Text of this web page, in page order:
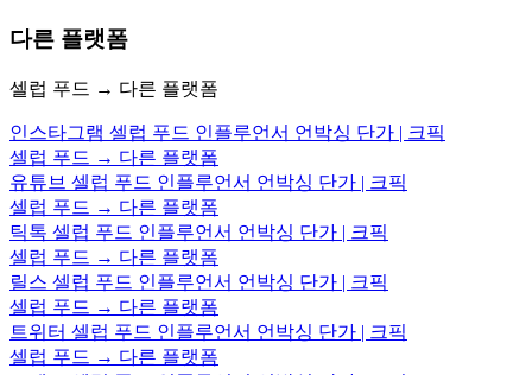
다른 플랫폼
셀럽 푸드 → 다른 플랫폼
인스타그램 셀럽 푸드 인플루언서 언박싱 단가 | 크픽
셀럽 푸드 → 다른 플랫폼
유튜브 셀럽 푸드 인플루언서 언박싱 단가 | 크픽
셀럽 푸드 → 다른 플랫폼
틱톡 셀럽 푸드 인플루언서 언박싱 단가 | 크픽
셀럽 푸드 → 다른 플랫폼
릴스 셀럽 푸드 인플루언서 언박싱 단가 | 크픽
셀럽 푸드 → 다른 플랫폼
트위터 셀럽 푸드 인플루언서 언박싱 단가 | 크픽
셀럽 푸드 → 다른 플랫폼